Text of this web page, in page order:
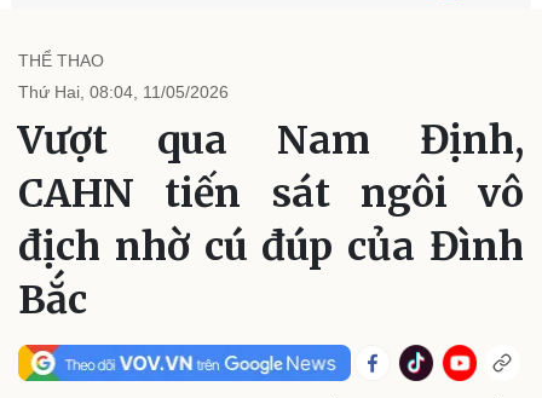
Chính trị
Đảng
Tổ chức nhân sự
Quốc hội
Nhận diện sự thật
Tin 24h
Dự báo thời tiết
Giáo dục
Dấu ấn VOV
Việc làm
Biển đảo
THỂ THAO
Thứ Hai, 08:04, 11/05/2026
Vượt qua Nam Định,
CAHN tiến sát ngôi vô
địch nhờ cú đúp của Đình
Bắc